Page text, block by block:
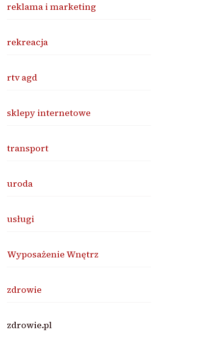
reklama i marketing
rekreacja
rtv agd
sklepy internetowe
transport
uroda
usługi
Wyposażenie Wnętrz
zdrowie
zdrowie.pl